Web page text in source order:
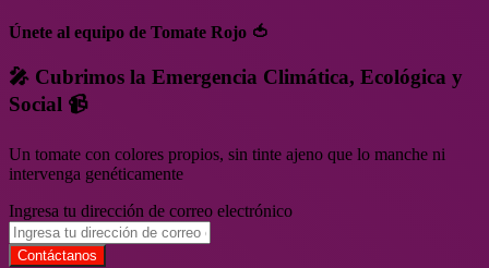
Únete al equipo de Tomate Rojo 🍅
🎤 Cubrimos la Emergencia Climática, Ecológica y
Social 📹
Un tomate con colores propios, sin tinte ajeno que lo manche ni
intervenga genéticamente
Ingresa tu dirección de correo electrónico